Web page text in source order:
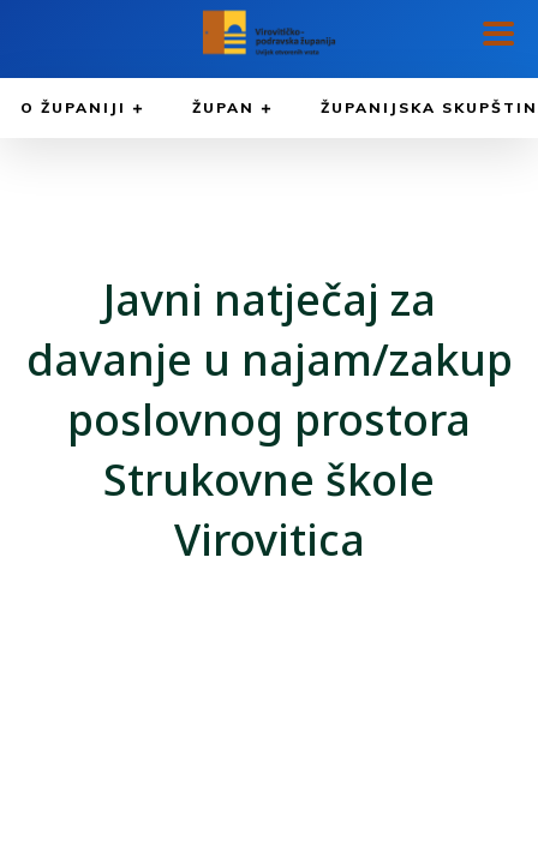
O ŽUPANIJI ŽUPAN ŽUPANIJSKA
Javni natječaj za
davanje u najam/zakup
poslovnog prostora
Strukovne škole
Virovitica